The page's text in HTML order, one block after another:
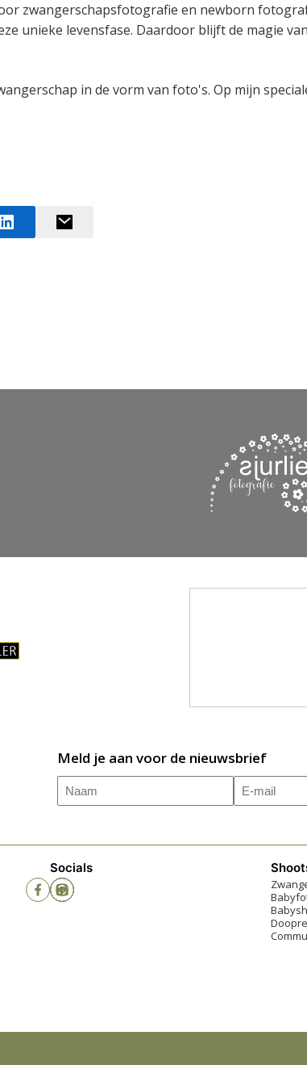
zwangerschapsfotografie en newborn
unieke levensfase. Daardoor blijft de magie
in de vorm van foto's. Op mijn
Meld je aan voor de nieuwsbrief
Naam
E-
mailadres
Socials